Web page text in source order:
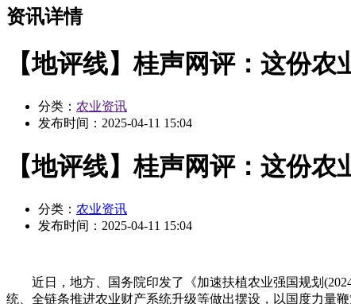
资讯详情
【地评线】桂声网评：这份农
分类： 农业资讯
发布时间： 2025-04-11 15:04
【地评线】桂声网评：这份农
分类： 农业资讯
发布时间： 2025-04-11 15:04
近日，地方、国务院印发了《加速扶植农业强国规划
统、全链条推进农业财产系统升级等做出摆设，以国度力量